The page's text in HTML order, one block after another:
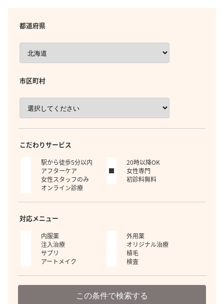
都道府県
市区町村
こだわりサービス
駅から徒歩5分以内
20時以降OK
アフターケア
女性専門
女性スタッフのみ
初診料無料
オンライン診療
対応メニュー
内服薬
外用薬
注入治療
オリジナル治療
サプリ
植毛
アートメイク
検査
この条件で検索する